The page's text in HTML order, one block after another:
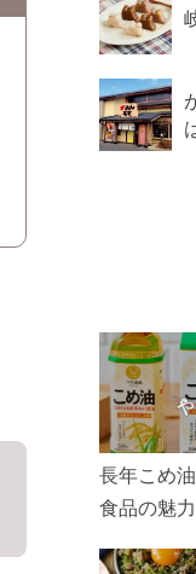
長年こめ
食品の魅